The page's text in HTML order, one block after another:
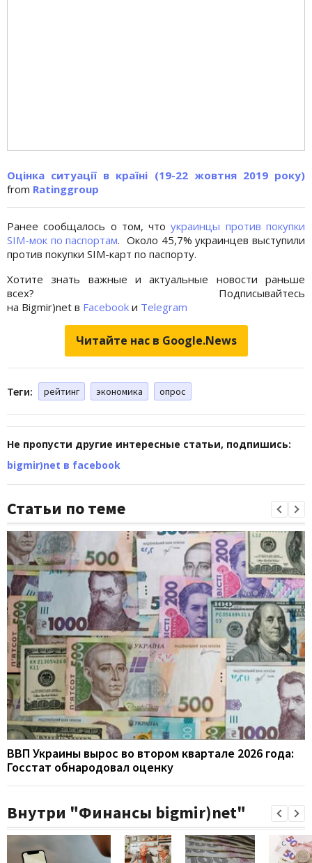
Оцінка ситуації в країні (19-22 жовтня 2019 року)
from Ratinggroup
Ранее сообщалось о том, чтоукраинцы против покупки
SIM-мок по паспортам. Около 45,7% украинцев выступили
против покупки SIM-карт по паспорту.
Хотите знать важные и актуальные новости раньше
всех? Подписывайтесь
на Bigmir)net в Facebook и Telegram
Читайте нас в Google.News
Теги: рейтинг экономика опрос
Не пропусти другие интересные статьи, подпишись:
bigmir)net в facebook
Статьи по теме
ВВП Украины вырос во втором квартале 2026 года:
Госстат обнародовал оценку
Внутри "Финансы bigmir)net"